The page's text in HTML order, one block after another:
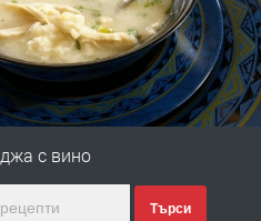
с вино
Търси